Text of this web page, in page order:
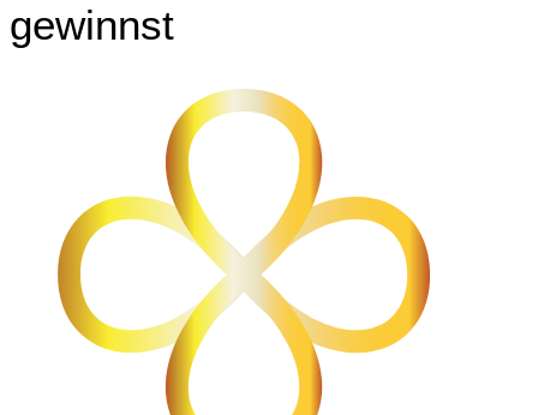
gewinnst